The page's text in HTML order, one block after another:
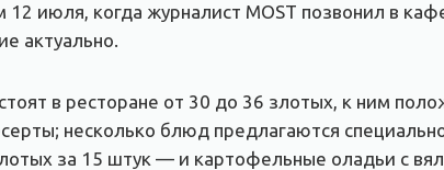
12 июля, когда журналист MOST позвонил в
актуально.
в ресторане от 30 до 36 злотых, к ним
несколько блюд предлагаются
за 15 штук — и картофельные оладьи с